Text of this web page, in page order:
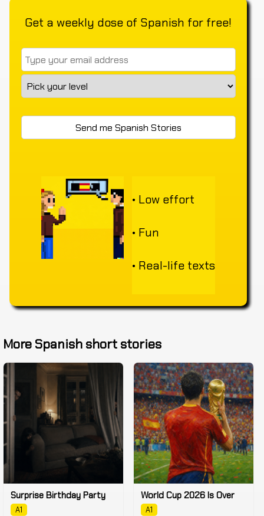
Get a weekly dose of Spanish for free!
• Low effort
• Fun
• Real-life texts
More Spanish short stories
Surprise Birthday Party
A1
World Cup 2026 Is Over
A1